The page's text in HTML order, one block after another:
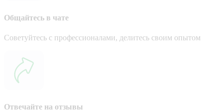
Общайтесь в чате
Советуйтесь с профессионалами, делитесь своим опытом
Отвечайте на отзывы